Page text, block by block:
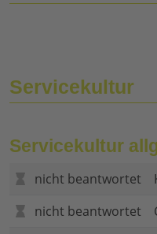
Servicekultur
Servicekultur
nicht beantwortet
nicht beantwortet